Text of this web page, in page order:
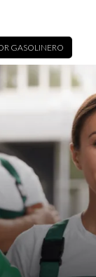
GASOLINERO